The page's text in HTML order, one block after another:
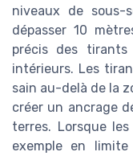
niveaux de
dépasser 10
précis des
intérieurs. Les
sain au-delà de la
créer un ancrage
terres. Lorsque
exemple en